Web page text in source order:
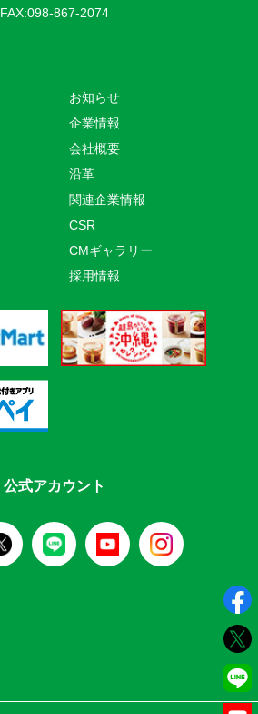
FAX:098-867-2074
お知らせ
企業情報
会社概要
沿革
関連企業情報
CSR
CMギャラリー
採用情報
公式アカウント